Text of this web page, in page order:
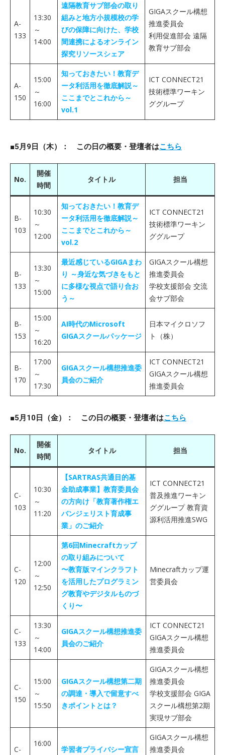
A-
133
13:30
～
14:00
遠隔教育サブ部会の取り
組みと地方小規模校の学
びの保障に向けた、学校
間連携によるオンライン
探究リソースシェア
GIGAスクール構想
推進委員会
利用促進部会 遠隔
教育サブ部会
A-
150
15:00
～
16:00
知っておきたい！教育デ
ータ利活用を徹底解説～
ここまでとこれから～
vol.1
ICT CONNECT21
技術標準ワーキン
ググループ
■5月9日（木）： この日の概要・登壇者はこちら
No.
開催
時間
タイトル 担当
B-
103
10:30
～
12:00
知っておきたい！教育デ
ータ利活用を徹底解説～
ここまでとこれから～
vol.2
ICT CONNECT21
技術標準ワーキン
ググループ
B-
133
13:30
～
15:00
最近感じているGIGAまわ
り ～身近な気づきをもと
に多様な視点で語り合お
う～
GIGAスクール構想
推進委員会
学校支援部会 交流
会サブ部会
B-
153
15:00
～
16:20
AI時代のMicrosoft
GIGAスクールパッケージ
日本マイクロソフ
ト（株）
B-
170
17:00
～
17:30
GIGAスクール構想推進委
員会のご紹介
ICT CONNECT21
GIGAスクール構想
推進委員会
■5月10日（金）： この日の概要・登壇者はこちら
No.
開催
時間
タイトル 担当
C-
103
10:30
～
11:20
【SARTRAS共通目的基
金助成事業】教育委員会
の方向け「教育著作権エ
バンジェリスト育成事
業」のご紹介
ICT CONNECT21
普及推進ワーキン
ググループ 教育資
源利活用推進SWG
C-
120
12:00
～
12:50
第6回Minecraftカップ
の取り組みについて
〜教育版マインクラフト
を活用したプログラミン
グ教育やデジタルものづ
くり〜
Minecraftカップ運
営委員会
C-
133
13:30
～
14:00
GIGAスクール構想推進委
員会のご紹介
ICT CONNECT21
GIGAスクール構想
推進委員会
C-
150
15:00
～
15:50
GIGAスクール構想第二期
の調達・導入で留意すべ
きポイントとは？
GIGAスクール構想
推進委員会
学校支援部会 GIGA
スクール構想第2期
実現サブ部会
C-
16:00
学習者プライバシー宣言
GIGAスクール構想
推進委員会